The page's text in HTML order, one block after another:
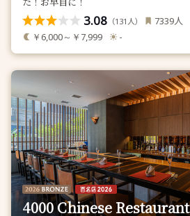
3.08 （131 人） 7339人
￥6,000～￥7,999 -
4000 Chinese Restaurant